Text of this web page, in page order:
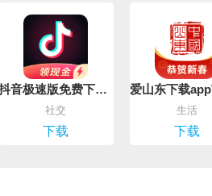
抖音极速版免费下载2026最新版
社交
下载
生活
下载